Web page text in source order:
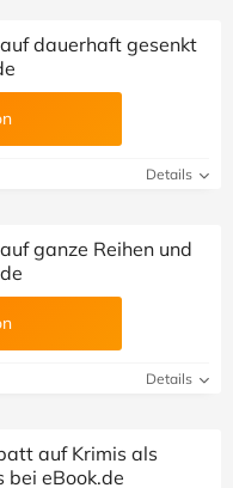
dauerhaft gesenkt
Details
ganze Reihen und
Details
auf Krimis als
bei eBook.de